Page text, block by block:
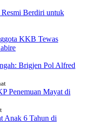
Berdiri untuk
KKB Tewas
Brigjen Pol Alfred
Penemuan Mayat di
Anak 6 Tahun di